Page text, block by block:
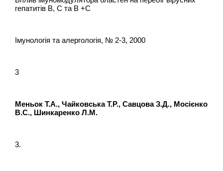
гепатитів В, С та В +С
Імунологія та алергологія, № 2-3, 2000
3
Меньок Т.А., Чайковська Т.Р., Савцова З.Д., Мосієнко
В.С., Шинкаренко Л.М.
3.